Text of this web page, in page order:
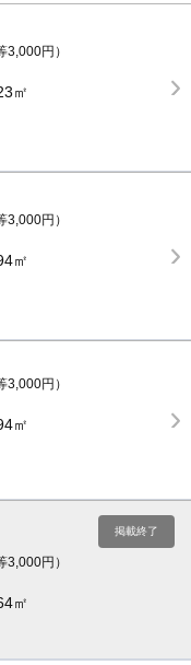
3,000円）
㎡
3,000円）
㎡
3,000円）
㎡
掲載終了
3,000円）
㎡